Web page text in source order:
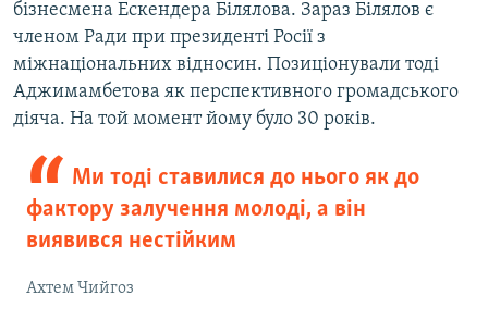
бізнесмена Ескендера Білялова. Зараз Білялов є
членом Ради при президенті Росії з
міжнаціональних відносин. Позиціонували тоді
Аджимамбетова як перспективного громадського
діяча. На той момент йому було 30 років.
Ми тоді ставилися до нього як до
фактору залучення молоді, а він
виявився нестійким
Ахтем Чийгоз